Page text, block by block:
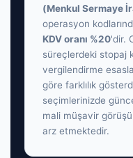
(Menkul Sermaye
operasyon
KDV oranı %20'dir.
süreçlerdeki stopaj
vergilendirme
göre farklılık
seçimlerinizde
mali müşavir
arz etmektedir.